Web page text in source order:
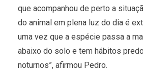
que acompanhou de perto a
do animal em plena luz do dia é
uma vez que a espécie passa a
abaixo do solo e tem hábitos
noturnos”, afirmou Pedro.